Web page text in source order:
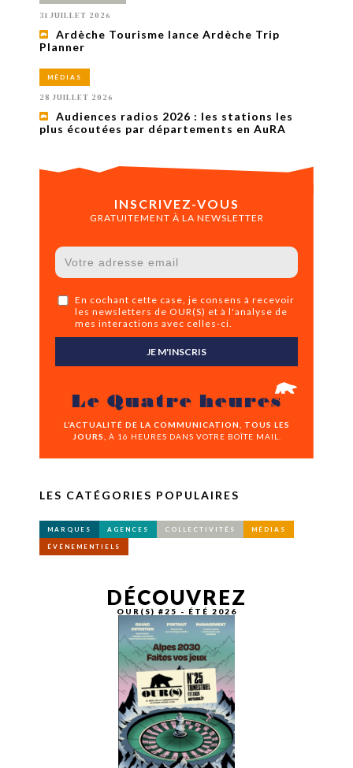
31 JUILLET 2026
Ardèche Tourisme lance Ardèche Trip
Planner
MÉDIAS
28 JUILLET 2026
Audiences radios 2026 : les stations les
plus écoutées par départements en AuRA
INSCRIVEZ-VOUS
GRATUITEMENT À LA NEWSLETTER
En cochant cette case, je consens à recevoir
les newsletters de OUR(S) et à l'analyse de
mes interactions avec celles-ci.
JE M'INSCRIS
Le Quatre heures
L’ACTUALITÉ DE LA COMMUNICATION, TOUS LES
JOURS,
À 16 HEURES DANS VOTRE BOÎTE MAIL.
LES CATÉGORIES POPULAIRES
MARQUES AGENCES COLLECTIVITÉS MÉDIAS
ÉVÉNEMENTIELS
DÉCOUVREZ
OUR(S) #25 - ÉTÉ 2026